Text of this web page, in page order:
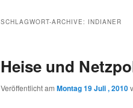
wechseln
SCHLAGWORT-ARCHIVE: INDIANER
Heise und
Veröffentlicht am Montag 19 Juli , 2010